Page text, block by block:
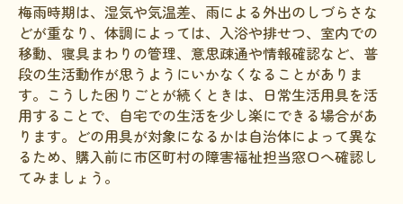
梅雨時期は、湿気や気温差、雨による外出のしづらさな
どが重なり、体調によっては、入浴や排せつ、室内での
移動、寝具まわりの管理、意思疎通や情報確認など、普
段の生活動作が思うようにいかなくなることがありま
す。こうした困りごとが続くときは、日常生活用具を活
用することで、自宅での生活を少し楽にできる場合があ
ります。どの用具が対象になるかは自治体によって異な
るため、購入前に市区町村の障害福祉担当窓口へ確認し
てみましょう。